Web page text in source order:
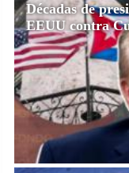
Décadas de
EEUU contra